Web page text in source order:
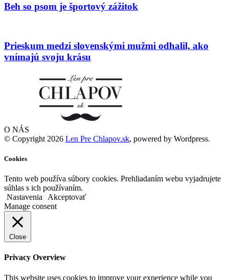
Beh so psom je športový zážitok
Prieskum medzi slovenskými mužmi odhalil, ako
vnímajú svoju krásu
O NÁS
© Copyright 2026 Len Pre Chlapov.sk, powered by Wordpress.
Cookies
Tento web používa súbory cookies. Prehliadaním webu vyjadrujete
súhlas s ich používaním.
Nastavenia
Akceptovať
Manage consent
Close
Privacy Overview
This website uses cookies to improve your experience while you